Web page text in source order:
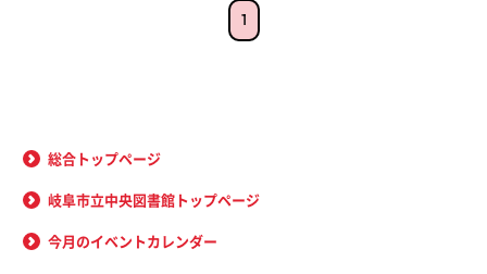
1
総合トップページ
岐阜市立中央図書館トップページ
今月のイベントカレンダー